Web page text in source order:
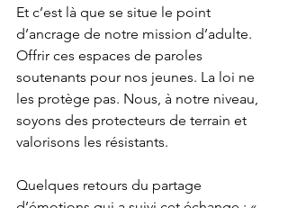
Et c’est là que se situe le point
d’ancrage de notre mission d’adulte.
Offrir ces espaces de paroles
soutenants pour nos jeunes. La loi ne
les protège pas. Nous, à notre niveau,
soyons des protecteurs de terrain et
valorisons les résistants.
Quelques retours du partage